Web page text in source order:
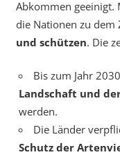
Abkommen geeinigt.
die Nationen zu dem
und schützen. Die
Bis zum Jahr
Landschaft und
werden.
Die Länder
Schutz der